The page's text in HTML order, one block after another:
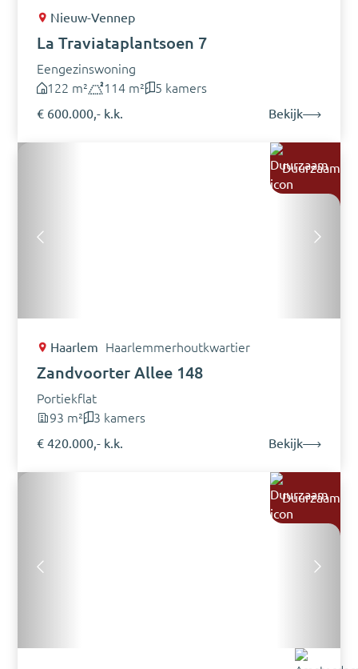
Nieuw-Vennep
La Traviataplantsoen 7
Eengezinswoning
122 m²
114 m²
5 kamers
€ 600.000,- k.k.
Bekijk
Duurzaam
Haarlem Haarlemmerhoutkwartier
Zandvoorter Allee 148
Portiekflat
93 m²
3 kamers
€ 420.000,- k.k.
Bekijk
Duurzaam